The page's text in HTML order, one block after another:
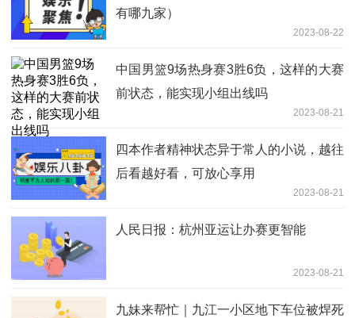
有哪九家）
2023-08-22
中国男篮9场热身赛3胜6负，这样的大赛
前状态，能实现小组出线吗
2023-08-21
​四本作者精神状态异于常人的小说，越往
后看越好看，可放心享用
2023-08-21
人民日报：杭州亚运让办赛更智能
2023-08-21
九妹来帮忙｜九江一小区地下车位被焊死